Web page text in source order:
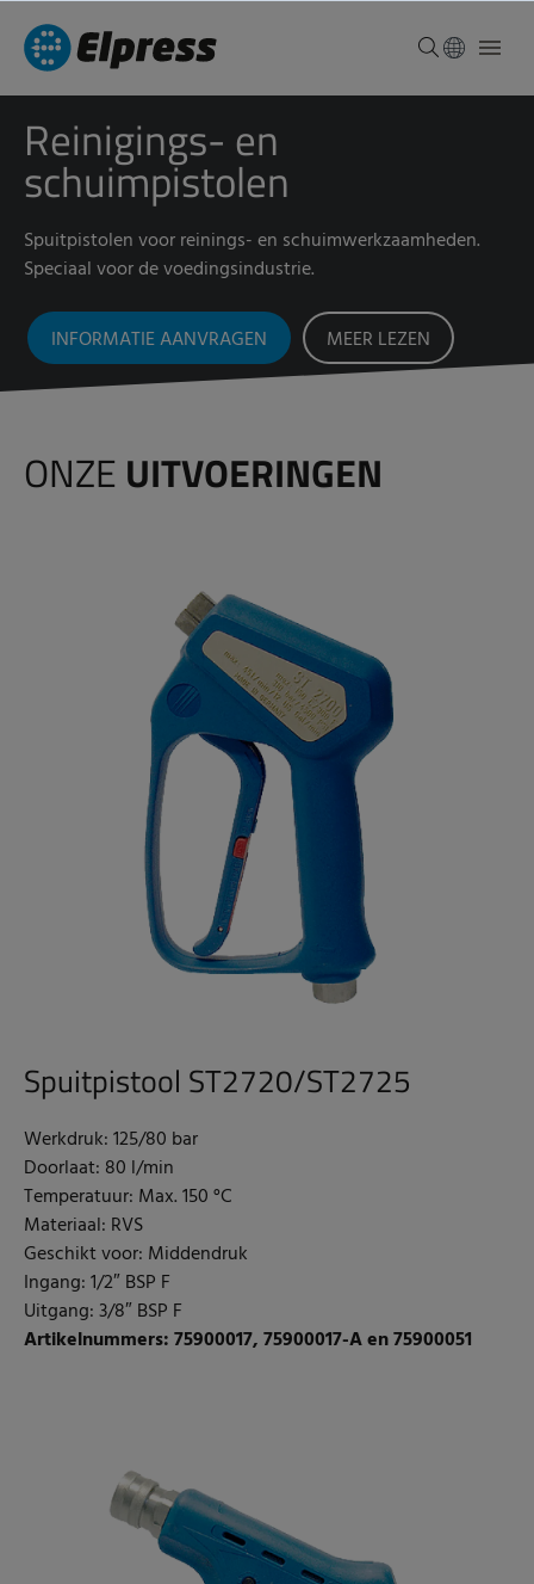
Reinigings- en
schuimpistolen
Spuitpistolen voor reinings- en schuimwerkzaamheden.
Speciaal voor de voedingsindustrie.
INFORMATIE AANVRAGEN MEER LEZEN
ONZE UITVOERINGEN
Spuitpistool ST2720/ST2725
Werkdruk: 125/80 bar
Doorlaat: 80 l/min
Temperatuur: Max. 150 °C
Materiaal: RVS
Geschikt voor: Middendruk
Ingang: 1/2″ BSP F
Uitgang: 3/8″ BSP F
Artikelnummers:75900017,75900017-A en75900051